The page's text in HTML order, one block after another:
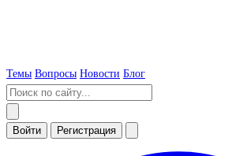
Темы Вопросы Новости Блог
Войти Регистрация